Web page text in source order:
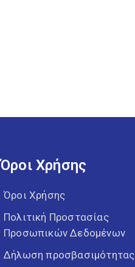
Όροι Χρήσης
Όροι Χρήσης
Πολιτική Προστασίας
Προσωπικών Δεδομένων
Δήλωση προσβασιμότητας